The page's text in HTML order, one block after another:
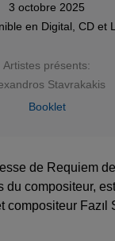
3 octobre 2025
en Digital CD et
Artistes présents:
Stavrakakis
Booklet
de Requiem
compositeur,
compositeur Fazıl